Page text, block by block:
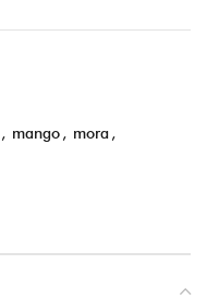
, mango , mora ,